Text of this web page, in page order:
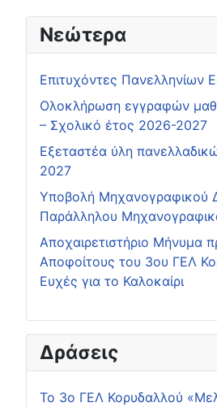
Νεώτερα
Επιτυχόντες Πανελληνίων
Ολοκλήρωση εγγραφών
– Σχολικό έτος 2026-2027
Εξεταστέα ύλη
2027
Υποβολή Μηχανογραφικού
Παράλληλου
Αποχαιρετιστήριο Μήνυμα
Αποφοίτους του 3ου ΓΕΛ
Ευχές για το Καλοκαίρι
Δράσεις
Το 3ο ΓΕΛ Κορυδαλλού